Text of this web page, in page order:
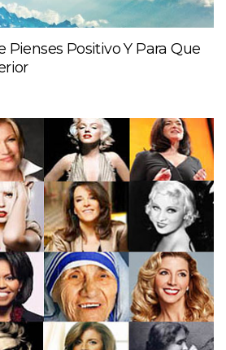
Pienses Positivo Y Para Que